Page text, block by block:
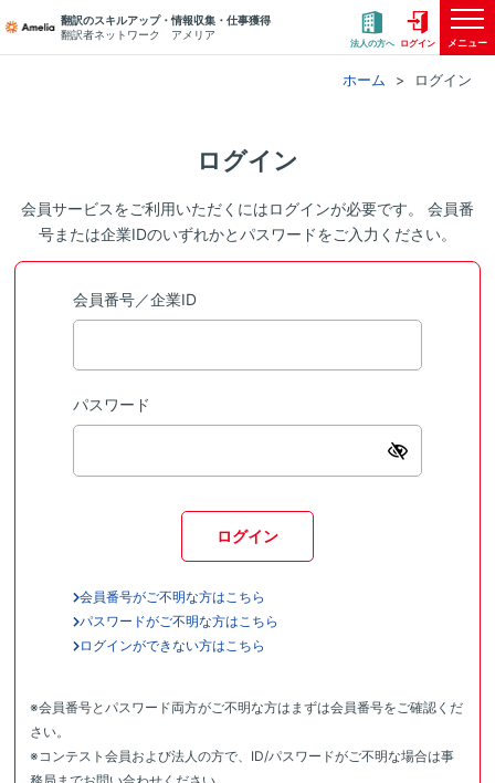
翻訳のスキルアップ・情報収集・仕事獲得
翻訳者ネットワーク アメリア
法人の方へ ログイン メニュー
ホーム ログイン
ログイン
会員サービスをご利用いただくにはログインが必要です。 会員番
号または企業IDのいずれかとパスワードをご入力ください。
会員番号／企業ID
パスワード
ログイン
会員番号がご不明な方はこちら
パスワードがご不明な方はこちら
ログインができない方はこちら
※会員番号とパスワード両方がご不明な方はまずは会員番号をご確認くだ
さい。
※コンテスト会員および法人の方で、ID/パスワードがご不明な場合は事